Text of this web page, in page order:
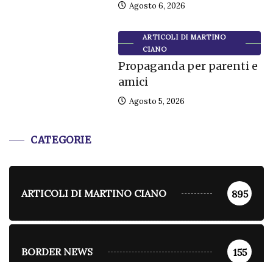
Agosto 6, 2026
ARTICOLI DI MARTINO
CIANO
Propaganda per parenti e
amici
Agosto 5, 2026
CATEGORIE
ARTICOLI DI MARTINO CIANO 895
BORDER NEWS 155